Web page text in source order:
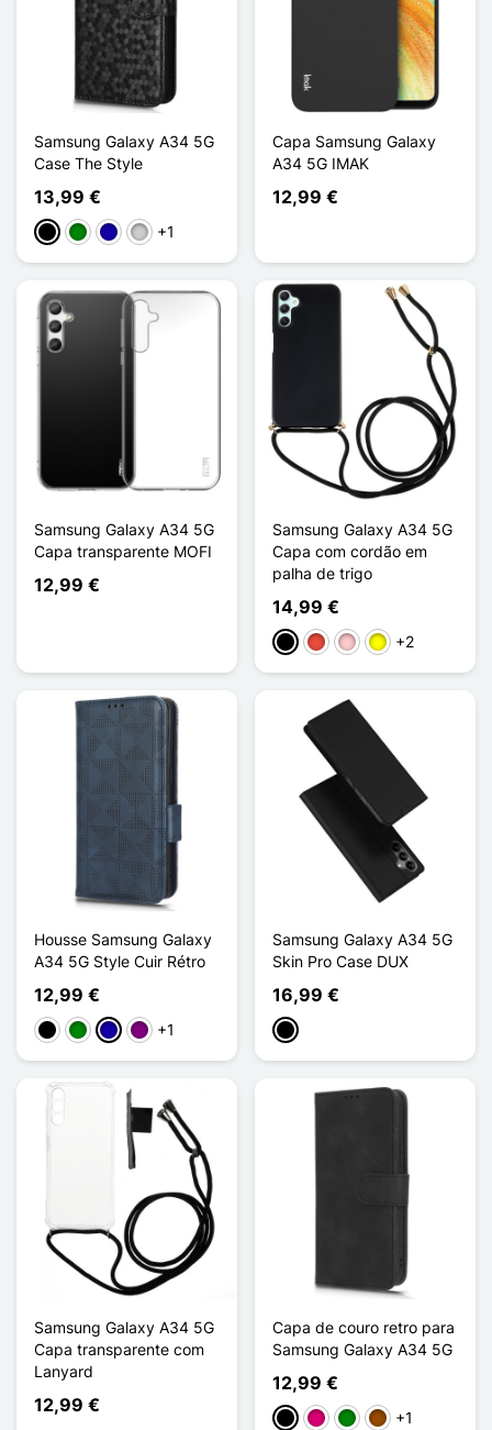
Samsung Galaxy A34 5G
Case The Style
13,99 €
PretoVerdeAzul Escuro
Prata
+1
Capa Samsung Galaxy
A34 5G IMAK
12,99 €
Samsung Galaxy A34 5G
Capa transparente MOFI
12,99 €
Samsung Galaxy A34 5G
Capa com cordão em
palha de trigo
14,99 €
PretoVermelho
RosaAmarelo
+2
Housse Samsung Galaxy
A34 5G Style Cuir Rétro
12,99 €
PretoVerdeAzul Escuro
Púrpura
+1
Samsung Galaxy A34 5G
Skin Pro Case DUX
16,99 €
Preto
Samsung Galaxy A34 5G
Capa transparente com
Lanyard
12,99 €
Capa de couro retro para
Samsung Galaxy A34 5G
12,99 €
PretoMagenta
VerdeCastanho
+1